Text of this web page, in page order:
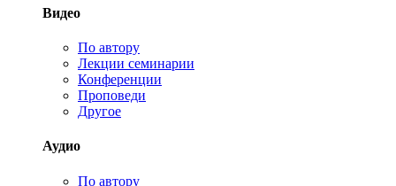
Видео
По автору
Лекции семинарии
Конференции
Проповеди
Другое
Аудио
По автору